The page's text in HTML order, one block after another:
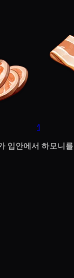
1
입안에서 하모